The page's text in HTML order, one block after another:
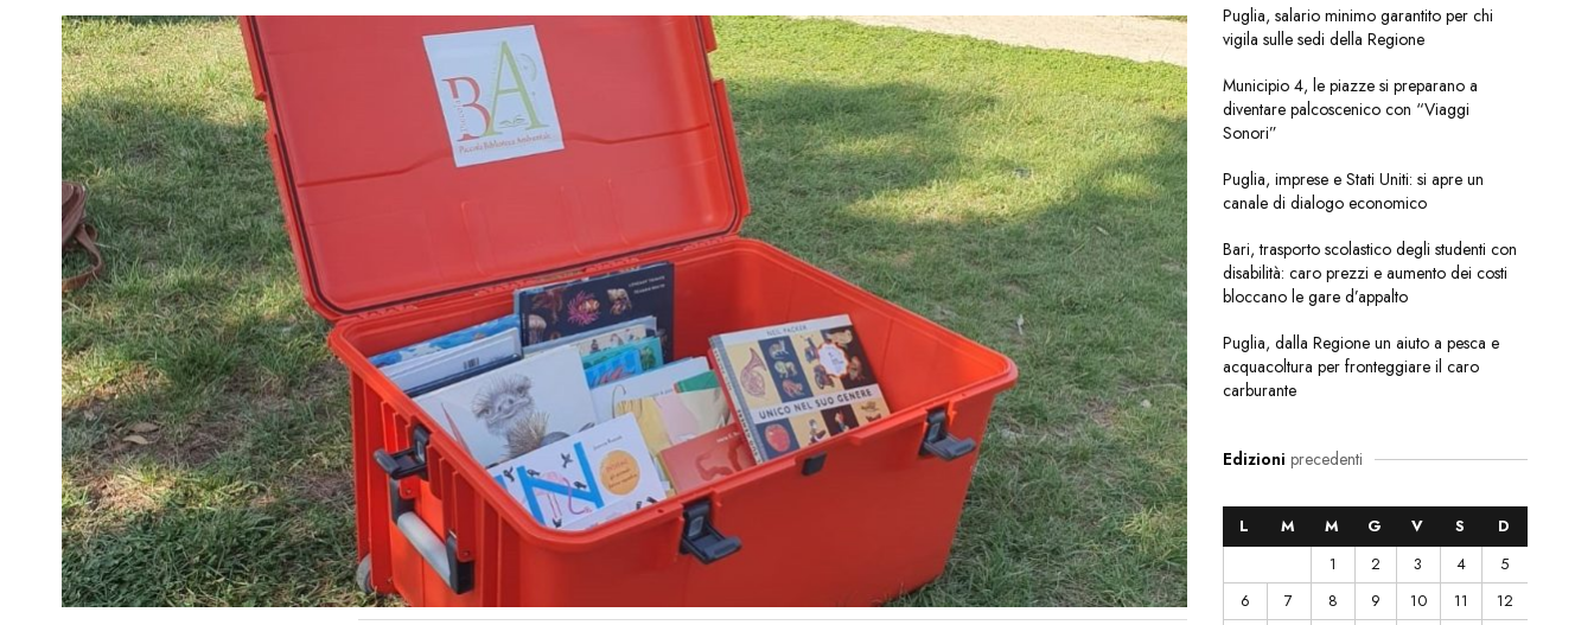
Puglia, salario minimo garantito per chi
vigila sulle sedi della Regione
Municipio 4, le piazze si preparano a
diventare palcoscenico con “Viaggi
Sonori”
Puglia, imprese e Stati Uniti: si apre un
canale di dialogo economico
Bari, trasporto scolastico degli studenti con
disabilità: caro prezzi e aumento dei costi
bloccano le gare d’appalto
Puglia, dalla Regione un aiuto a pesca e
acquacoltura per fronteggiare il caro
carburante
Edizioni precedenti
L M M G V S
D
1
2 3 4
5
6
7 8 9 10 11
12